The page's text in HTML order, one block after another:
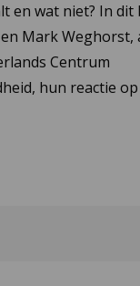
en wat niet? In dit
Mark Weghorst,
Centrum
hun reactie op